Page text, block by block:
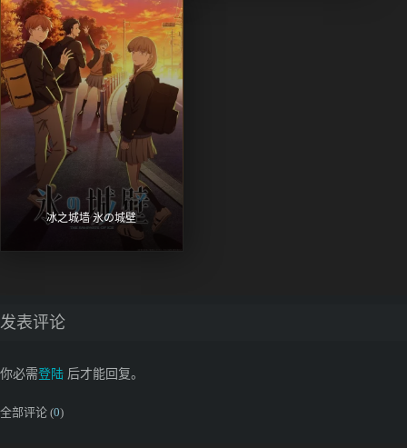
冰之城墙 氷の城壁
发表评论
你必需登陆 后才能回复。
全部评论 (0)